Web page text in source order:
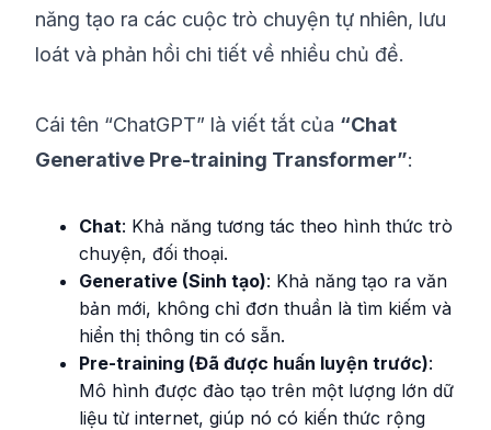
năng tạo ra các cuộc trò chuyện tự nhiên, lưu
loát và phản hồi chi tiết về nhiều chủ đề.
Cái tên “ChatGPT” là viết tắt của “Chat
Generative Pre-training Transformer”:
Chat: Khả năng tương tác theo hình thức trò
chuyện, đối thoại.
Generative (Sinh tạo): Khả năng tạo ra văn
bản mới, không chỉ đơn thuần là tìm kiếm và
hiển thị thông tin có sẵn.
Pre-training (Đã được huấn luyện trước):
Mô hình được đào tạo trên một lượng lớn dữ
liệu từ internet, giúp nó có kiến thức rộng